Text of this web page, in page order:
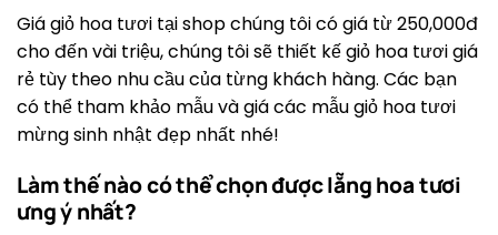
Giá giỏ hoa tươi tại shop chúng tôi có giá từ 250,000đ
cho đến vài triệu, chúng tôi sẽ thiết kế giỏ hoa tươi giá
rẻ tùy theo nhu cầu của từng khách hàng. Các bạn
có thể tham khảo mẫu và giá các mẫu giỏ hoa tươi
mừng sinh nhật đẹp nhất nhé!
Làm thế nào có thể chọn được lẵng hoa tươi
ưng ý nhất?